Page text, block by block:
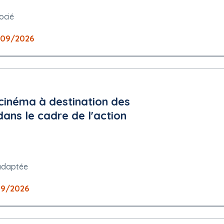
être présentées : français
protégés : Non
2026
à destination des
le cadre de l'action
2026